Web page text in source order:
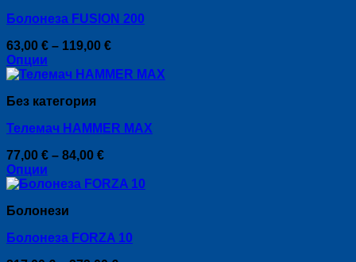
Болонеза FUSION 200
63,00 € – 119,00 €Price
63,00 €
Опции
This
has
variants.
options
may
be
on
the
product
page
Без категория
Телемач HAMMER MAX
77,00 € – 84,00 €Price
77,00 €
Опции
This
has
variants.
Болонези
Болонеза FORZA 10